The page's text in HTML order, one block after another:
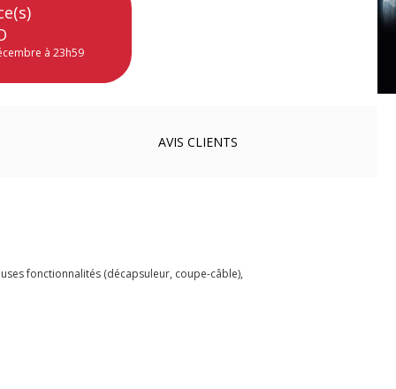
à 23h59
AVIS CLIENTS
fonctionnalités (décapsuleur, coupe-câble),